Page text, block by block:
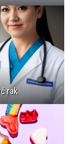
rak